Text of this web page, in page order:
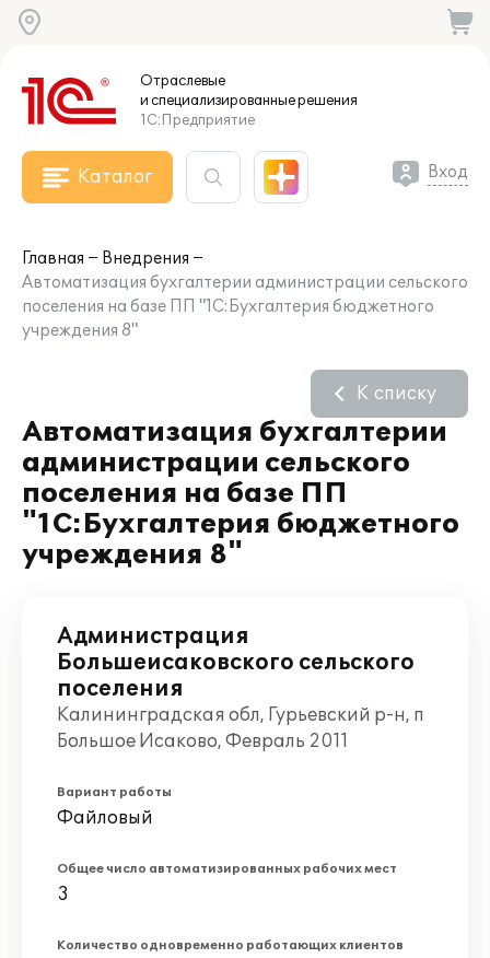
Отраслевые
и специализированныерешения
1С:Предприятие
Каталог Вход
Главная
Внедрения
Автоматизация бухгалтерии администрации сельского
поселения на базе ПП "1С:Бухгалтерия бюджетного
учреждения 8"
Автоматизация бухгалтерии
администрации сельского
поселения на базе ПП
"1С:Бухгалтерия бюджетного
учреждения 8"
К списку
Администрация
Большеисаковского сельского
поселения
Калининградская обл, Гурьевский р-н, п
Большое Исаково, Февраль 2011
Вариант работы
Файловый
Общее число автоматизированных рабочих мест
3
Количество одновременно работающих клиентов